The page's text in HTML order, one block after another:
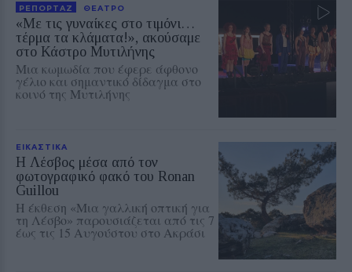
ΡΕΠΟΡΤΑΖ ΘΕΑΤΡΟ
«Με τις γυναίκες στο τιμόνι…
τέρμα τα κλάματα!», ακούσαμε
στο Κάστρο Μυτιλήνης
Μια κωμωδία που έφερε άφθονο
γέλιο και σημαντικό δίδαγμα στο
κοινό της Μυτιλήνης
ΕΙΚΑΣΤΙΚΑ
Η Λέσβος μέσα από τον
φωτογραφικό φακό του Ronan
Guillou
Η έκθεση «Μια γαλλική οπτική για
τη Λέσβο» παρουσιάζεται από τις 7
έως τις 15 Αυγούστου στο Ακράσι